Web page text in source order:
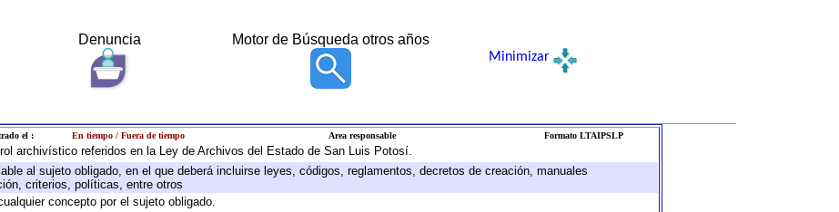
Denuncia Motor de Búsqueda otros años
Minimizar
el : En tiempo / Fuera de tiempo Area responsable Formato LTAIPSLP
archivístico referidos en la Ley de Archivos del Estado de San Luis Potosí.
al sujeto obligado, en el que deberá incluirse leyes, códigos, reglamentos, decretos de creación, manuales
criterios, políticas, entre otros
concepto por el sujeto obligado.